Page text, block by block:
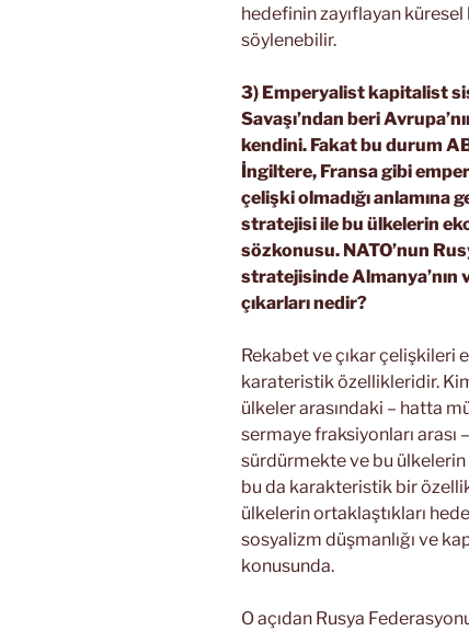
hedefinin zayıflayan
söylenebilir.
3) Emperyalist kapitalist
Savaşı’ndan beri
kendini. Fakat bu durum
İngiltere, Fransa gibi
çelişki olmadığı anlamına
stratejisi ile bu ülkelerin
sözkonusu. NATO’nun
stratejisinde Almanya’nın
çıkarları nedir?
Rekabet ve çıkar
karateristik özellikleridir.
ülkeler arasındaki – hatta
sermaye fraksiyonları arası
sürdürmekte ve bu
bu da karakteristik bir
ülkelerin ortaklaştıkları
sosyalizm düşmanlığı ve
konusunda.
O açıdan Rusya